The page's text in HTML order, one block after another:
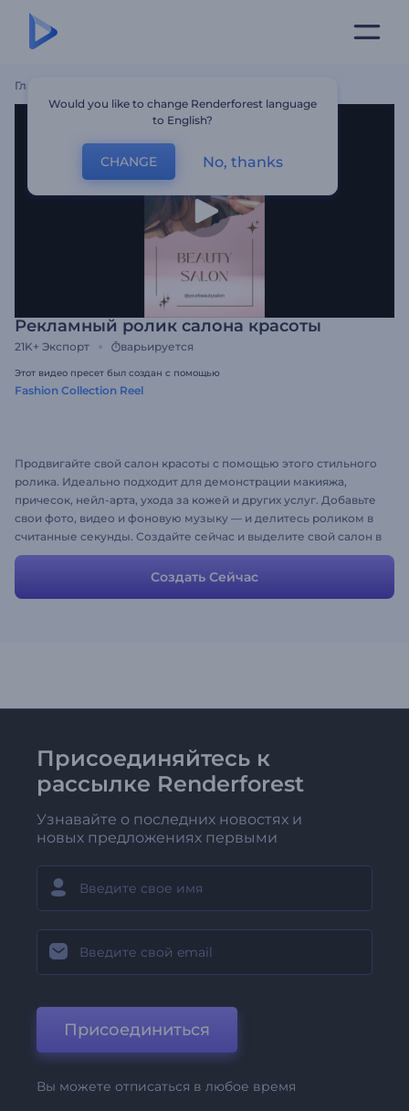
Главная
Рекламный ролик салона красоты
21K+ Экспорт варьируется
Этот видео пресет был создан с помощью
Fashion Collection Reel
Продвигайте свой салон красоты с помощью этого стильного
ролика. Идеально подходит для демонстрации макияжа,
причесок, нейл-арта, ухода за кожей и других услуг. Добавьте
свои фото, видео и фоновую музыку — и делитесь роликом в
считанные секунды. Создайте сейчас и выделите свой салон в
ленте!
Создать Сейчас
Присоединяйтесь к
рассылке Renderforest
Узнавайте о последних новостях и
новых предложениях первыми
Присоединиться
Вы можете отписаться в любое время
Would you like to change Renderforest language
to English?
CHANGE No, thanks